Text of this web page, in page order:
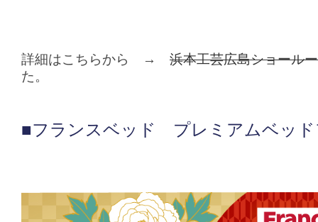
詳細はこちらから → 浜本工芸広島ショール
た。
■フランスベッド プレミアムベッド